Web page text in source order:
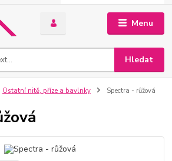
Menu
Hledat
Ostatní nitě, příze a bavlnky Spectra - růžová